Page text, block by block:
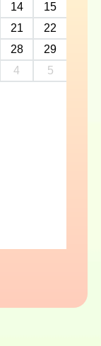
14
15
21
22
28
29
4 5